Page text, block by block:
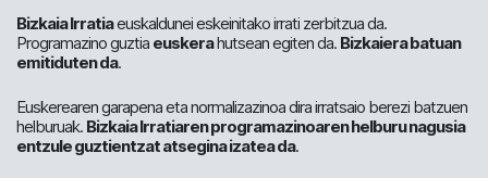
Bizkaia Irratiaeuskaldunei eskeinitako irrati zerbitzua da.
Programazino guztia euskerahutsean egiten da. Bizkaiera batuan
emitiduten da.
Euskerearen garapena eta normalizazinoa dira irratsaio berezi batzuen
helburuak. Bizkaia Irratiaren programazinoaren helburu nagusia
entzule guztientzat atsegina izatea da.